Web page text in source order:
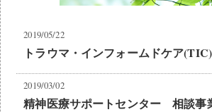
2019/05/22
トラウマ・インフォームドケア
2019/03/02
精神医療サポートセンター 相談事